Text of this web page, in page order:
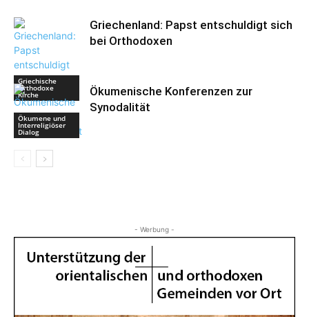
Griechische
Orthodoxe
Kirche
Griechenland: Papst entschuldigt sich
bei Orthodoxen
Ökumene und
Interreligiöser
Dialog
Ökumenische Konferenzen zur
Synodalität
- Werbung -